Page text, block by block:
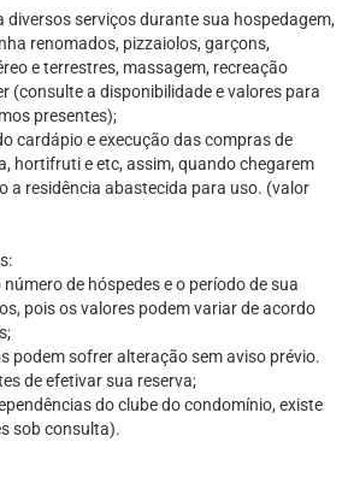
diversos serviços durante sua hospedagem,
renomados, pizzaiolos, garçons,
e terrestres, massagem, recreação
(consulte a disponibilidade e valores para
presentes);
cardápio e execução das compras de
hortifruti e etc, assim, quando chegarem
a residência abastecida para uso. (valor
de hóspedes e o período de sua
pois os valores podem variar de acordo
podem sofrer alteração sem aviso prévio.
de efetivar sua reserva;
do clube do condomínio, existe
sob consulta).